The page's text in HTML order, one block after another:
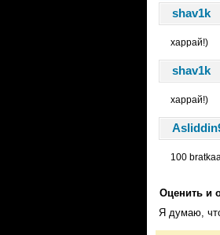
shav1k
харрай!)
shav1k
харрай!)
100
Оценить и
Я думаю,